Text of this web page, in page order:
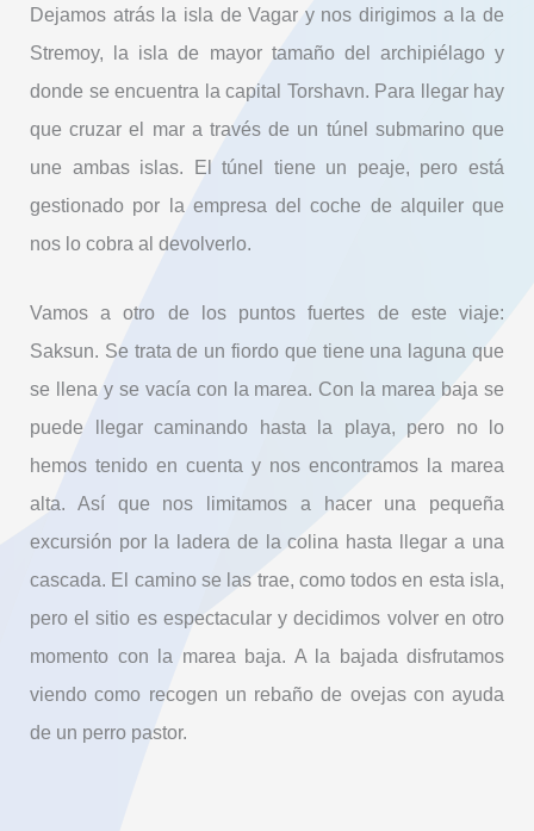
Dejamos atrás la isla de Vagar y nos dirigimos a la de
Stremoy, la isla de mayor tamaño del archipiélago y
donde se encuentra la capital Torshavn. Para llegar hay
que cruzar el mar a través de un túnel submarino que
une ambas islas. El túnel tiene un peaje, pero está
gestionado por la empresa del coche de alquiler que
nos lo cobra al devolverlo.
Vamos a otro de los puntos fuertes de este viaje:
Saksun. Se trata de un fiordo que tiene una laguna que
se llena y se vacía con la marea. Con la marea baja se
puede llegar caminando hasta la playa, pero no lo
hemos tenido en cuenta y nos encontramos la marea
alta. Así que nos limitamos a hacer una pequeña
excursión por la ladera de la colina hasta llegar a una
cascada. El camino se las trae, como todos en esta isla,
pero el sitio es espectacular y decidimos volver en otro
momento con la marea baja. A la bajada disfrutamos
viendo como recogen un rebaño de ovejas con ayuda
de un perro pastor.